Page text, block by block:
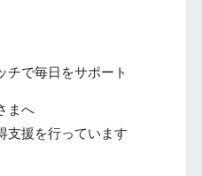
チで毎日をサポート
まへ
支援を行っています